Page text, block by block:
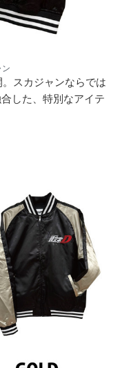
ン
スカジャンならでは
した、特別なアイテ